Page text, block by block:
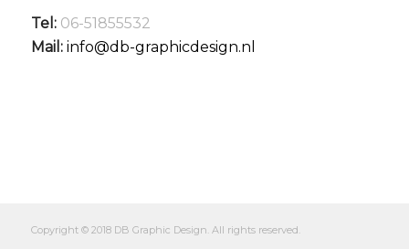
Tel:06-51855532
Mail: info@db-graphicdesign.nl
Copyright © 2018 DB Graphic Design. All rights reserved.